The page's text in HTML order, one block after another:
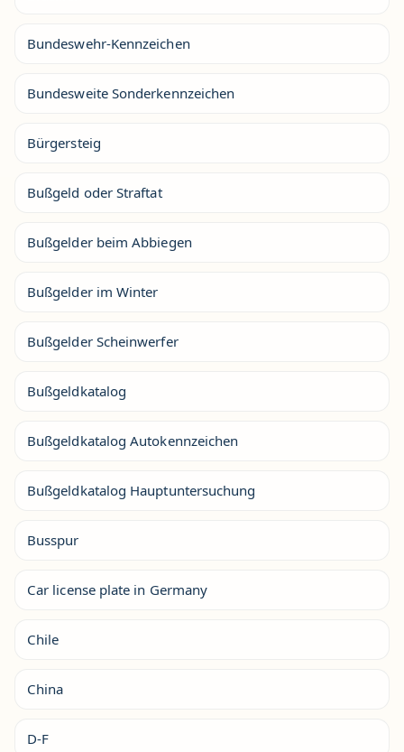
Bundeswehr-Kennzeichen
Bundesweite Sonderkennzeichen
Bürgersteig
Bußgeld oder Straftat
Bußgelder beim Abbiegen
Bußgelder im Winter
Bußgelder Scheinwerfer
Bußgeldkatalog
Bußgeldkatalog Autokennzeichen
Bußgeldkatalog Hauptuntersuchung
Busspur
Car license plate in Germany
Chile
China
D-F